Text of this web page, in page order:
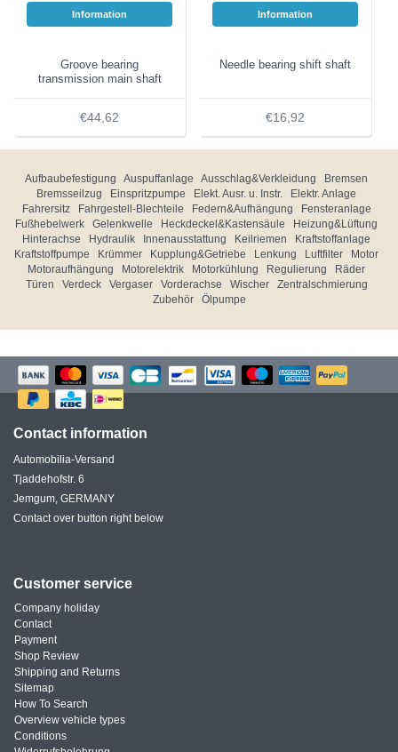
Information
Groove bearing
transmission main shaft
€44,62
Information
Needle bearing shift shaft
€16,92
Aufbaubefestigung Auspuffanlage Ausschlag&Verkleidung
Bremsen
Bremsseilzug
Einspritzpumpe Elekt. Ausr. u. Instr.
Elektr. Anlage
Fahrersitz
Fahrgestell-Blechteile Federn&Aufhängung
Fensteranlage
Fußhebelwerk
Gelenkwelle Heckdeckel&Kastensäule
Heizung&Lüftung
Hinterachse
Hydraulik Innenausstattung Keilriemen
Kraftstoffanlage
Kraftstoffpumpe
Krümmer Kupplung&Getriebe Lenkung Luftfilter
Motor
Motoraufhängung
Motorelektrik Motorkühlung Regulierung
Räder
Türen
Verdeck Vergaser Vorderachse Wischer
Zentralschmierung
Zubehör
Ölpumpe
Contact information
Automobilia-Versand
Tjaddehofstr. 6
Jemgum, GERMANY
Contact over button right below
Customer service
Company holiday
Contact
Payment
Shop Review
Shipping and Returns
Sitemap
How To Search
Overview vehicle types
Conditions